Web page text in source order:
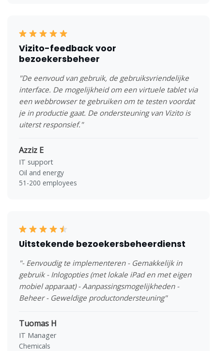
Vizito-feedback voor
bezoekersbeheer
"De eenvoud van gebruik, de gebruiksvriendelijke
interface. De mogelijkheid om een virtuele tablet via
een webbrowser te gebruiken om te testen voordat
je in productie gaat. De ondersteuning van Vizito is
uiterst responsief."
Azziz E
IT support
Oil and energy
51-200 employees
Uitstekende bezoekersbeheerdienst
"- Eenvoudig te implementeren - Gemakkelijk in
gebruik - Inlogopties (met lokale iPad en met eigen
mobiel apparaat) - Aanpassingsmogelijkheden -
Beheer - Geweldige productondersteuning"
Tuomas H
IT Manager
Chemicals